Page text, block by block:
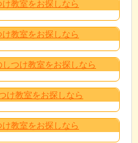
教室をお探しなら
教室をお探しなら
つけ教室をお探しなら
け教室をお探しなら
教室をお探しなら